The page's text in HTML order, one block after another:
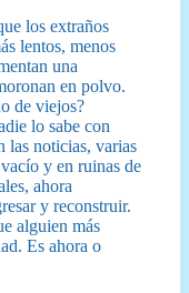
los extraños
lentos, menos
una
en polvo.
de viejos?
lo sabe con
las noticias, varias
y en ruinas de
ahora
y reconstruir.
alguien más
Es ahora o